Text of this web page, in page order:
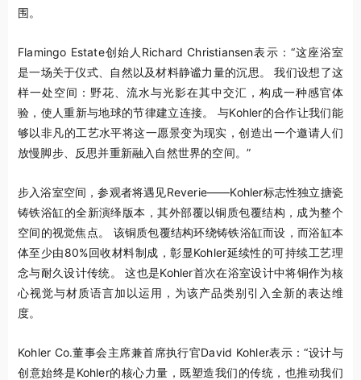
围。
Flamingo Estate创始人Richard Christiansen表示：“这座浴室
是一场关于仪式、自然以及材料静谧力量的沉思。 我们设想了这
样一处空间：野花、流水与光影在其中交汇，构成一种感官体
验，使人重新与地球的节律建立连接。 与Kohler的合作让我们能
够以非凡的工艺水平将这一愿景变为现实，创造出一个邀请人们
放慢脚步、反思并重新融入自然世界的空间。”
步入浴室空间，参观者将遇见Reverie——Kohler标志性独立搪瓷
铸铁浴缸的全新演绎版本，其外部覆以铜质包覆结构，成为整个
空间的视觉焦点。 该铜质包覆结构环绕铸铁浴缸而设，而浴缸本
体至少由80%回收材料制成，彰显Kohler延续性的可持续工艺理
念与耐久设计传统。 这也是Kohler首次在浴室设计中将铜作为核
心视觉与材质语言加以运用，为该产品类别引入全新的表达维
度。
Kohler Co.董事会主席兼首席执行官David Kohler表示：“设计与
创意始终是Kohler的核心力量，既塑造我们的传统，也推动我们